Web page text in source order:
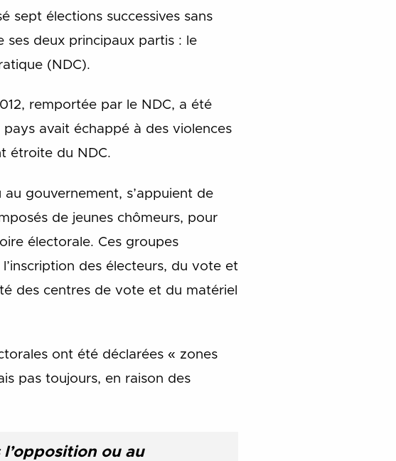
sept élections successives sans
ses deux principaux partis : le
(NDC).
remportée par le NDC, a été
avait échappé à des violences
étroite du NDC.
au gouvernement, s’appuient de
de jeunes chômeurs, pour
électorale. Ces groupes
des électeurs, du vote et
des centres de vote et du matériel
ont été déclarées « zones
pas toujours, en raison des
l’opposition ou au